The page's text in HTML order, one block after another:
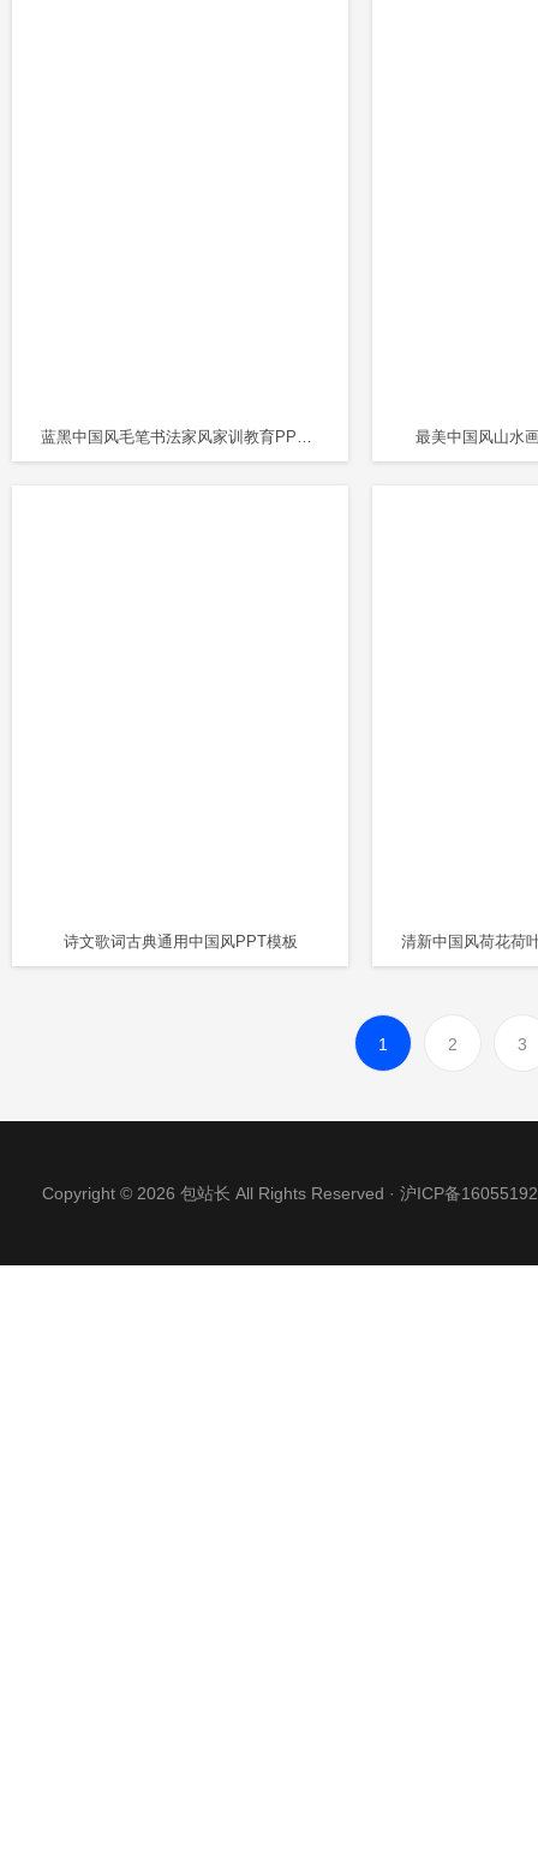
蓝黑中国风毛笔书法家风家训教育PPT课件 最美中国风山水
诗文歌词古典通用中国风PPT模板
1 2 3
Copyright © 2026 包站长 All Rights Reserved · 沪ICP备